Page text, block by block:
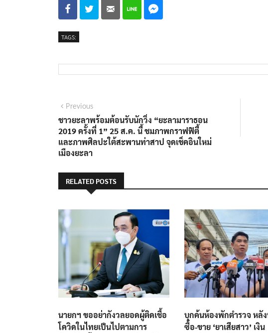
TAGS:
Previous
ชาวยะลาพร้อมต้อนรับนักวิ่ง “ยะลามาราธอน
2019 ครั้งที่ 1” 25 ส.ค. นี้ ชมภาพกราฟฟิตี้
และภาพศิลปะใต้สะพานท่าสาป จุดเช็คอินใหม่
เมืองยะลา
RELATED POSTS
นายกฯ ขออย่ากังวลยอดผู้ติดเชื้อ
โควิดในไทยเป็นไปตามการ
บุกค้นห้องพักตำรวจ หลั
ซื้อ-ขาย ‘ยาเสียสาว’ เงิน